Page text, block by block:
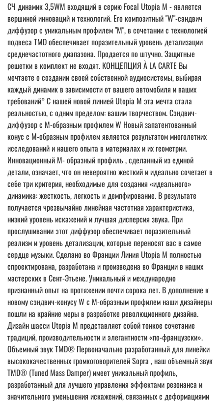
СЧ динамик 3,5WM входящий в серию Focal Utopia M - является
вершиной инноваций и технологий. Его композитный "W"-сэндвич
диффузор с уникальным профилем "М", в сочетании с технологией
подвеса TMD обеспечивает поразительный уровень детализации
среднечастотного диапазона. Продается по штучно. Защитные
решетки в комплект не входят. КОНЦЕПЦИЯ À LA CARTE Вы
мечтаете о создании своей собственной аудиосистемы, выбирая
каждый динамик в зависимости от вашего автомобиля и ваших
требований° С нашей новой линией Utopia M эта мечта стала
реальностью, с одним пределом: вашим творчеством. Сэндвич-
диффузор с М-образным профилем W Новый запатентованный
конус с М-образным профилем является результатом многолетних
исследований и нашего опыта в материалах и их геометрии.
Инновационный M- образный профиль , сделанный из единой
детали, означает, что он невероятно жесткий и идеально сочетает в
себе три критерия, необходимые для создания «идеального»
динамика: жесткость, легкость и демпфирование. В результате
получается чрезвычайно линейная частотная характеристика,
низкий уровень искажений и лучшая дисперсия звука. При
прослушивании этот диффузор обеспечивает поразительный
реализм и уровень детализации, которые переносят вас в самое
сердце музыки. Сделано во Франции Линия Utopia M полностью
спроектирована, разработана и произведена во Франции в наших
мастерских в Сент-Этьене. Уникальный и международно
признанный опыт на протяжении почти сорока лет. В дополнение к
новому сэндвич-конусу W с М-образным профилем наши дизайнеры
пошли на крайние меры в разработке революционного дизайна.
Дизайн шасси Utopia M представляет собой тонкое сочетание
традиций, производительности и элегантности «по-французски».
Объемный звук TMD® Первоначально разработанный для линейки
высококачественных громкоговорителей Sopra , наш объемный звук
TMD® (Tuned Mass Damper) имеет уникальный профиль,
разработанный для лучшего управления эффектами резонанса и
значительного уменьшения искажений, связанных с деформациями